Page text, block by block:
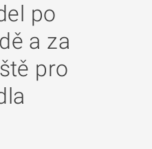
po
a za
pro